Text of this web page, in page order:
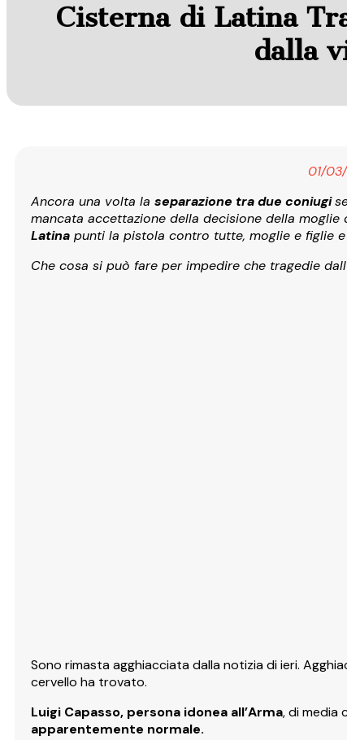
Cisterna di Latina
dalla
01/
Ancora una volta la separazione tra due coniugi
mancata accettazione della decisione della moglie
Latina punti la pistola contro tutte, moglie e figlie
Che cosa si può fare per impedire che tragedie
Sono rimasta agghiacciata dalla notizia di ieri.
cervello ha trovato.
Luigi Capasso, persona idonea all’Arma, di media
apparentemente normale.